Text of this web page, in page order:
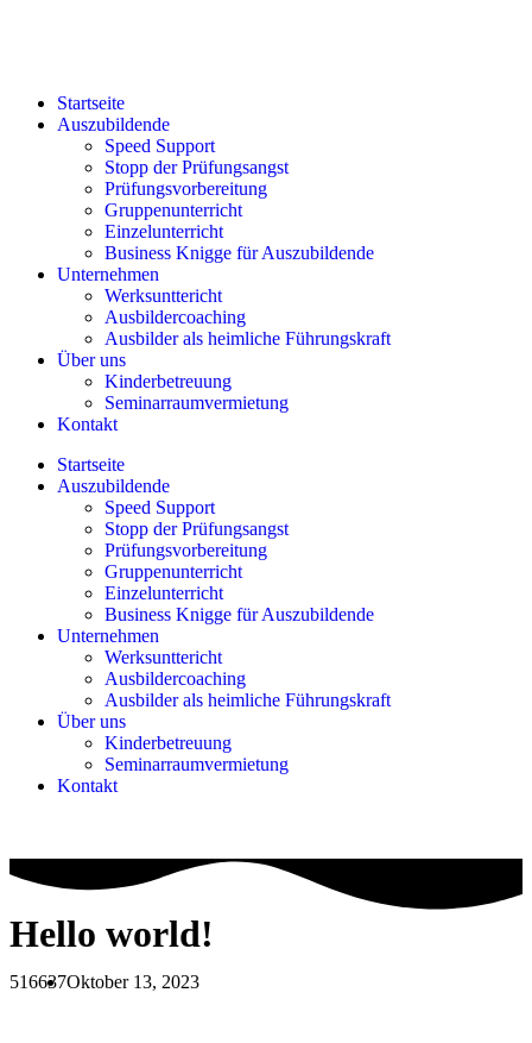
Startseite
Auszubildende
Speed Support
Stopp der Prüfungsangst
Prüfungsvorbereitung
Gruppenunterricht
Einzelunterricht
Business Knigge für Auszubildende
Unternehmen
Werksunttericht
Ausbildercoaching
Ausbilder als heimliche Führungskraft
Über uns
Kinderbetreuung
Seminarraumvermietung
Kontakt
Startseite
Auszubildende
Speed Support
Stopp der Prüfungsangst
Prüfungsvorbereitung
Gruppenunterricht
Einzelunterricht
Business Knigge für Auszubildende
Unternehmen
Werksunttericht
Ausbildercoaching
Ausbilder als heimliche Führungskraft
Über uns
Kinderbetreuung
Seminarraumvermietung
Kontakt
Hello world!
516637Oktober 13, 2023